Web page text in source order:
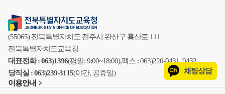
(55065) 전북특별자치도 전주시 완산구 홍산로 111
전북특별자치도교육청
대표전화 : 063)1396(평일: 9:00~18:00),팩스 : 063)220-9431, 9432
당직실 : 063)239-3115(야간, 공휴일)
이용안내
채팅상담